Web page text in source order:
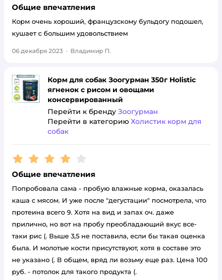
Общие впечатления
Корм очень хороший, французскому бульдогу подошел,
кушает с большим удовольствием
06 декабря 2023 · Владимир П.
Корм для собак Зоогурман 350г Holistic
ягненок с рисом и овощами
консервированный
Перейти к бренду Зоогурман
Перейти в категорию Холистик корм для
собак
Рейтинг:4
Общие впечатления
Попробовала сама - пробую влажные корма, оказалась
каша с мясом. И уже после "дегустации" посмотрела, что
протеина всего 9. Хотя на вид и запах оч. даже
прилично, но вот на пробу преобладающий вкус все-
таки рис (. Выше 3,5 не поставила, если бы такая оценка
была. И молотые кости присутствуют, хотя в составе это
не указано (. В общем, вряд ли возьму еще раз. Цена 100
руб. - потолок для такого продукта (.